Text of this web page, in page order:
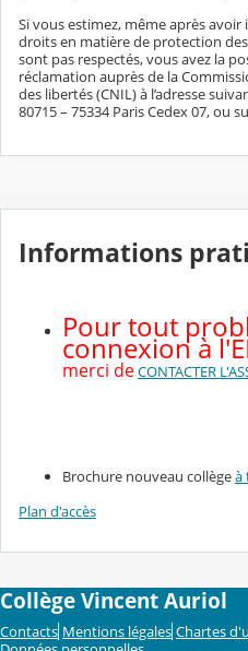
Si vous estimez, même après
droits en matière de protection
sont pas respectés, vous avez la
réclamation auprès de la
des libertés (CNIL) à l’adresse
80715 – 75334 Paris Cedex 07, ou
Informations
Pour tout
connexion à
merci deCONTACTER
Brochure nouveau collègeà
Plan d'accès
Collège Vincent Auriol
Contacts Mentions légales Chartes